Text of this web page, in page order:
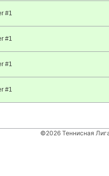
#1
#1
#1
#1
©2026 Теннисная